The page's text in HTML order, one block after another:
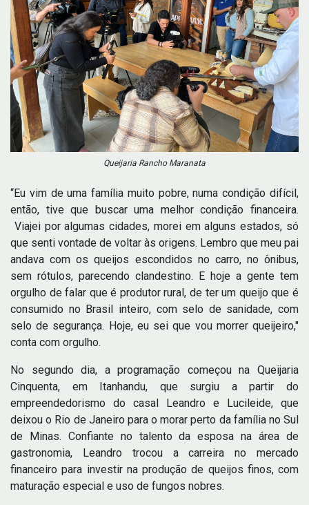
Queijaria Rancho Maranata
“Eu vim de uma família muito pobre, numa condição difícil,
então, tive que buscar uma melhor condição financeira.
Viajei por algumas cidades, morei em alguns estados, só
que senti vontade de voltar às origens. Lembro que meu pai
andava com os queijos escondidos no carro, no ônibus,
sem rótulos, parecendo clandestino. E hoje a gente tem
orgulho de falar que é produtor rural, de ter um queijo que é
consumido no Brasil inteiro, com selo de sanidade, com
selo de segurança. Hoje, eu sei que vou morrer queijeiro,"
conta com orgulho.
No segundo dia, a programação começou na Queijaria
Cinquenta, em Itanhandu, que surgiu a partir do
empreendedorismo do casal Leandro e Lucileide, que
deixou o Rio de Janeiro para o morar perto da família no Sul
de Minas. Confiante no talento da esposa na área de
gastronomia, Leandro trocou a carreira no mercado
financeiro para investir na produção de queijos finos, com
maturação especial e uso de fungos nobres.